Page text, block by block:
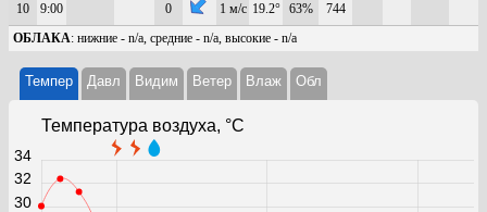
10 9:00 0 1 м/с 19.2° 63%
744
ОБЛАКА: нижние - n/a, средние - n/a, высокие - n/a
Темпер Давл Видим Ветер Влаж Обл
Температура воздуха, °C
30
32
34